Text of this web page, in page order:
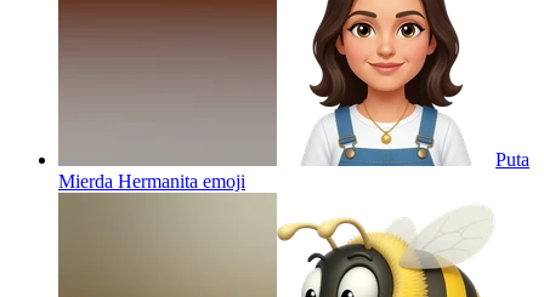
Puta
Mierda Hermanita emoji